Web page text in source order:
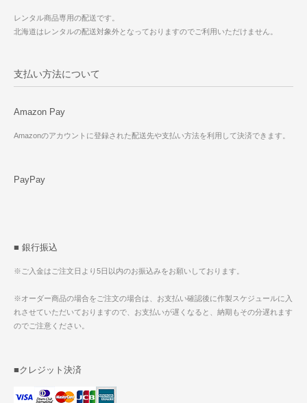
レンタル商品専用の配送です。
北海道はレンタルの配送対象外となっておりますのでご利用いただけません。
支払い方法について
Amazon Pay
Amazonのアカウントに登録された配送先や支払い方法を利用して決済できます。
PayPay
■ 銀行振込
※ご入金はご注文日より5日以内のお振込みをお願いしております。
※オーダー商品の場合をご注文の場合は、お支払い確認後に作製スケジュールに入
れさせていただいておりますので、お支払いが遅くなると、納期もその分遅れます
のでご注意ください。
■クレジット決済